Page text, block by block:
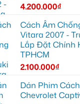
4.200.000₫
Cách Âm
Vitara 2007 -
Lắp Đặt Chính
TPHCM
2.100.000₫
Dán Phim
Chevrolet